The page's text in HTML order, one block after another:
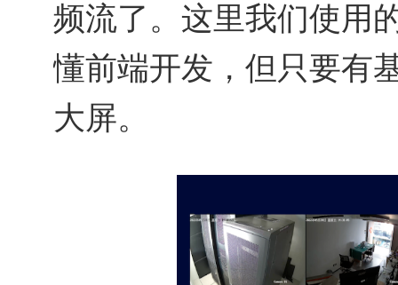
频流了。这里我们使用
懂前端开发，但只要有
大屏。